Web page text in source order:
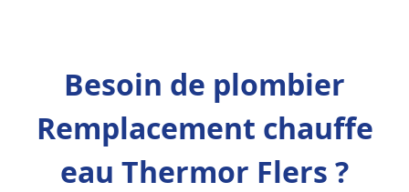
Besoin de plombier
Remplacement chauffe
eau Thermor Flers ?